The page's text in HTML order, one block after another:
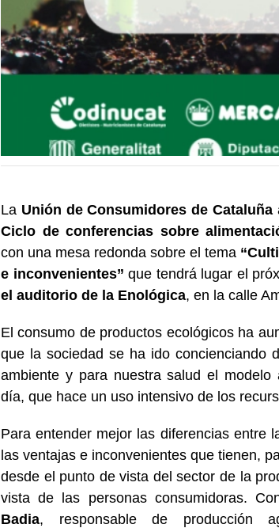
La Unión de Consumidores de Cataluña
Ciclo de conferencias sobre
con una mesa redonda sobre el tema
e inconvenientes” que tendrá lugar el
el auditorio de la Enológica, en la calle
El consumo de productos ecológicos ha
que la sociedad se ha ido concienciando
ambiente y para nuestra salud el modelo
día, que hace un uso intensivo de los
Para entender mejor las diferencias entre
las ventajas e inconvenientes que tienen,
desde el punto de vista del sector de la
vista de las personas consumidoras.
Badia, responsable de producción